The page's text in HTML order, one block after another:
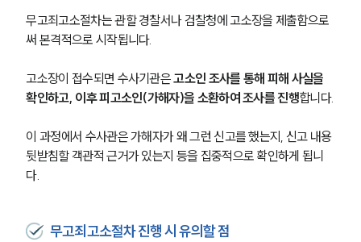
무고죄고소절차는 관할 경찰서나 검찰청에 고소장을 제출함으로
써 본격적으로 시작됩니다.
고소장이 접수되면 수사기관은 고소인 조사를 통해 피해 사실을
확인하고, 이후 피고소인(가해자)을 소환하여 조사를 진행합니다.
이 과정에서 수사관은 가해자가 왜 그런 신고를 했는지, 신고 내용
뒷받침할 객관적 근거가 있는지 등을 집중적으로 확인하게 됩니
다.
무고죄고소절차 진행 시 유의할 점